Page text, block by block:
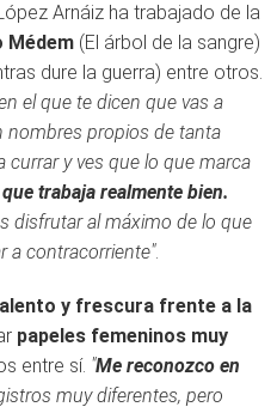
Arnáiz ha trabajado de la
Médem (El árbol de la sangre)
dure la guerra) entre otros.
el que te dicen que vas a
nombres propios de tanta
currar y ves que lo que marca
trabaja realmente bien.
disfrutar al máximo de lo que
a contracorriente".
y frescura frente a la
papeles femeninos muy
entre sí. "Me reconozco en
muy diferentes, pero